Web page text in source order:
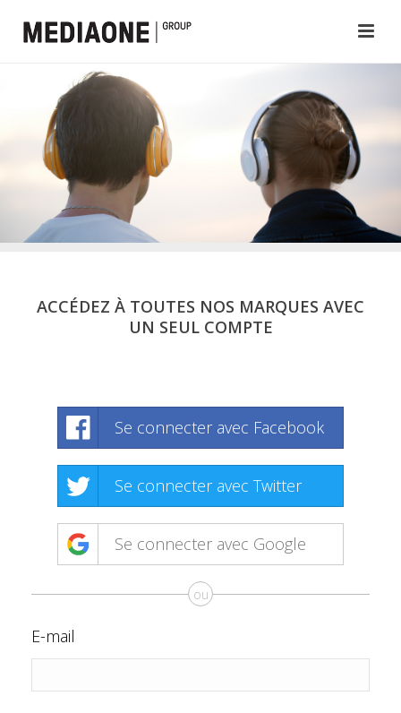
ACCÉDEZ À TOUTES NOS MARQUES AVEC
UN SEUL COMPTE
Se connecter avec Facebook
Se connecter avec Twitter
Se connecter avec Google
ou
E-mail